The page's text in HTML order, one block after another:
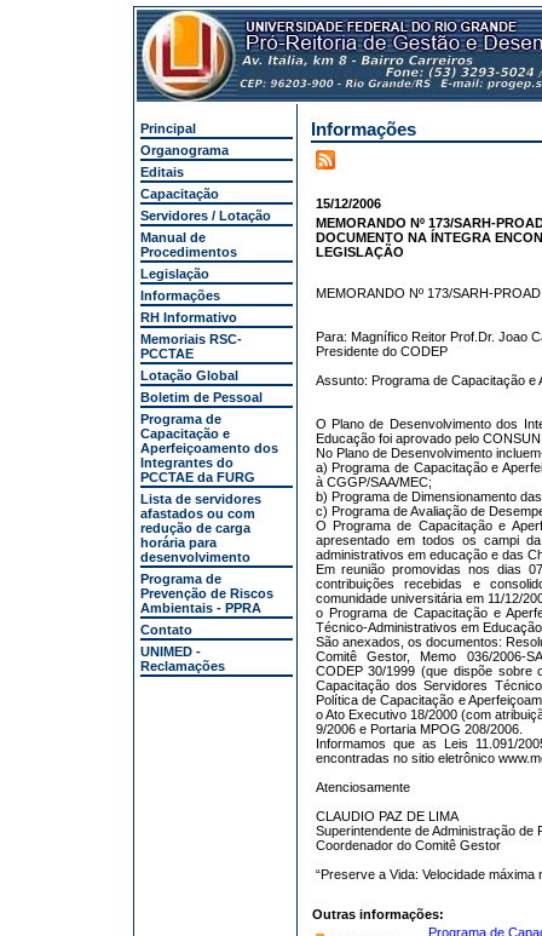
Principal
Organograma
Editais
Capacitação
Servidores / Lotação
Manual de
Procedimentos
Legislação
Informações
RH Informativo
Memoriais RSC-
PCCTAE
Lotação Global
Boletim de Pessoal
Programa de
Capacitação e
Aperfeiçoamento dos
Integrantes do
PCCTAE da FURG
Lista de servidores
afastados ou com
redução de carga
horária para
desenvolvimento
Programa de
Prevenção de Riscos
Ambientais - PPRA
Contato
UNIMED -
Reclamações
Informações
15/12/2006
MEMORANDO Nº 173/SARH-
DOCUMENTO NA ÍNTEGRA
LEGISLAÇÃO
MEMORANDO Nº 173/SARH-
Para: Magnífico Reitor Prof.Dr. Joao
Presidente do CODEP
Assunto: Programa de Capacitação e
O Plano de Desenvolvimento dos
Educação foi aprovado pelo
No Plano de Desenvolvimento
a) Programa de Capacitação e
à CGGP/SAA/MEC;
b) Programa de Dimensionamento
c) Programa de Avaliação de
O Programa de Capacitação e
apresentado em todos os campi
administrativos em educação e das
Em reunião promovidas nos dias
contribuições recebidas e
comunidade universitária em 11/12/
o Programa de Capacitação e
Técnico-Administrativos em
São anexados, os documentos:
Comitê Gestor, Memo 036/2006-
CODEP 30/1999 (que dispõe sobre
Capacitação dos Servidores
Política de Capacitação e
o Ato Executivo 18/2000 (com
9/2006 e Portaria MPOG 208/2006.
Informamos que as Leis 11.091/
encontradas no sitio eletrônico
Atenciosamente
CLAUDIO PAZ DE LIMA
Superintendente de Administração de
Coordenador do Comitê Gestor
“Preserve a Vida: Velocidade
Outras informações:
Programa de